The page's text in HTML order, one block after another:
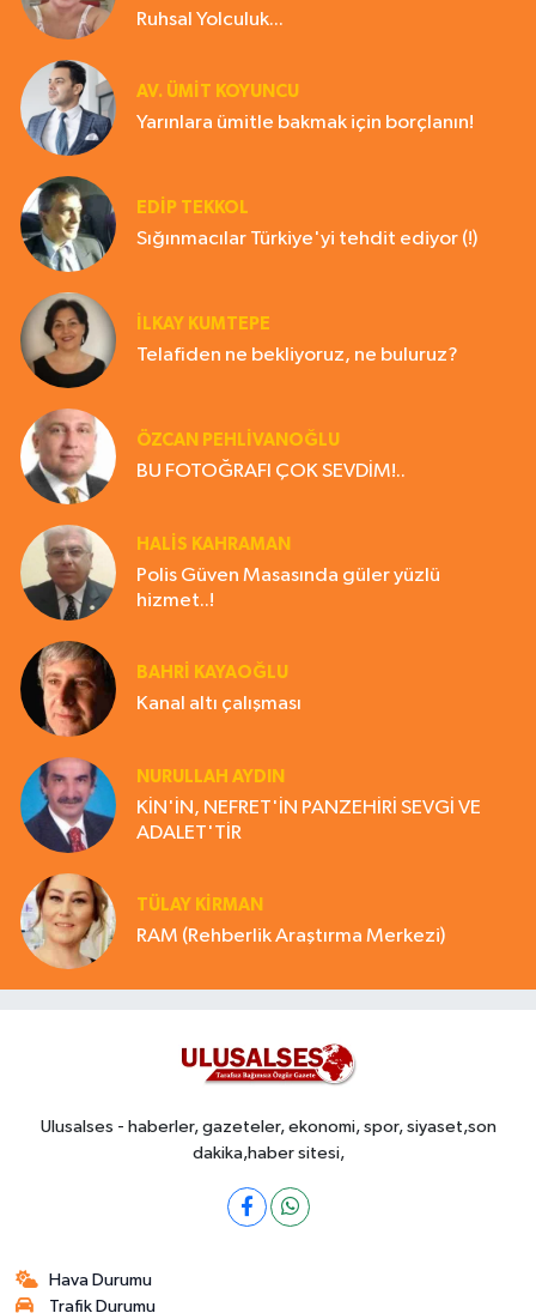
Ruhsal Yolculuk...
AV. ÜMIT KOYUNCU
Yarınlara ümitle bakmak için borçlanın!
EDIP TEKKOL
Sığınmacılar Türkiye'yi tehdit ediyor (!)
İLKAY KUMTEPE
Telafiden ne bekliyoruz, ne buluruz?
ÖZCAN PEHLİVANOĞLU
BU FOTOĞRAFI ÇOK SEVDİM!..
HALIS KAHRAMAN
Polis Güven Masasında güler yüzlü
hizmet..!
BAHRI KAYAOĞLU
Kanal altı çalışması
NURULLAH AYDIN
KİN'İN, NEFRET'İN PANZEHİRİ SEVGİ VE
ADALET'TİR
TÜLAY KİRMAN
RAM (Rehberlik Araştırma Merkezi)
Ulusalses - haberler, gazeteler, ekonomi, spor, siyaset,son
dakika,haber sitesi,
Hava Durumu
Trafik Durumu